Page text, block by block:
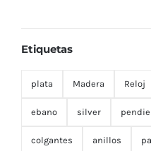
Etiquetas
plata Madera Reloj
ebano silver
colgantes anillos